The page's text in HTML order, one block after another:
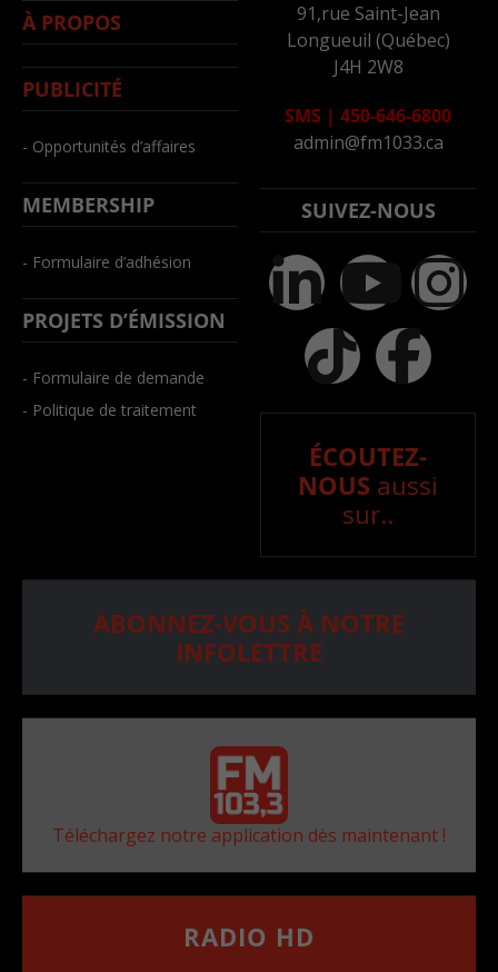
À PROPOS
PUBLICITÉ
- Opportunités d’affaires
MEMBERSHIP
- Formulaire d’adhésion
PROJETS D’ÉMISSION
- Formulaire de demande
- Politique de traitement
91,rue Saint-Jean
Longueuil (Québec)
J4H 2W8
SMS | 450-646-6800
admin@fm1033.ca
SUIVEZ-NOUS
ÉCOUTEZ-
NOUS aussi
sur..
ABONNEZ-VOUS À NOTRE
INFOLETTRE
Téléchargez notre application dès maintenant !
RADIO HD